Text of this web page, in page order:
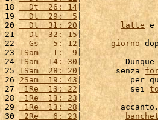
18
  Dt  26: 14
|
19
  Dt  29:  5
|
20
  Dt  31: 20
| latte
21
  Dt  32: 15
|
22
  Gs   5: 12
| giorno
23 1Sam   1:  9 |
24 1Sam  14: 30|
25 1Sam  28: 20 |       senza
26 2Sam  19: 43 |          per
27 1Re  13: 22 |          sei
28 1Re  13: 23 |
29
1Re  13: 28 |
30
2Re   6: 23|